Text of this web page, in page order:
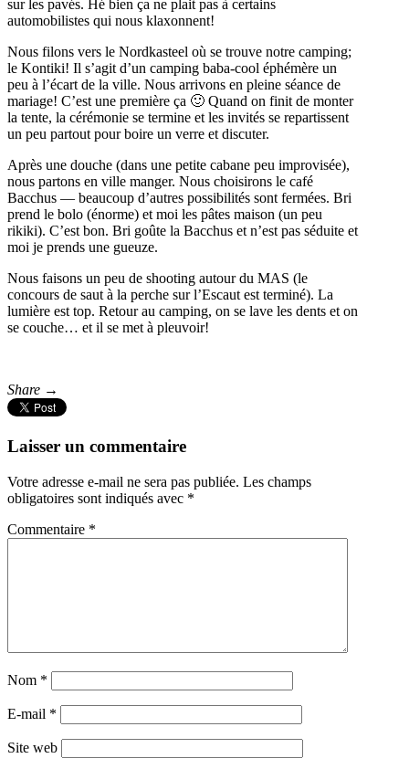
sur les pavés. Hé bien ça ne plait pas à certains
automobilistes qui nous klaxonnent!
Nous filons vers le Nordkasteel où se trouve notre camping;
le Kontiki! Il s’agit d’un camping baba-cool éphémère un
peu à l’écart de la ville. Nous arrivons en pleine séance de
mariage! C’est une première ça 🙂 Quand on finit de monter
la tente, la cérémonie se termine et les invités se repartissent
un peu partout pour boire un verre et discuter.
Après une douche (dans une petite cabane peu improvisée),
nous partons en ville manger. Nous choisirons le café
Bacchus — beaucoup d’autres possibilités sont fermées. Bri
prend le bolo (énorme) et moi les pâtes maison (un peu
rikiki). C’est bon. Bri goûte la Bacchus et n’est pas séduite et
moi je prends une gueuze.
Nous faisons un peu de shooting autour du MAS (le
concours de saut à la perche sur l’Escaut est terminé). La
lumière est top. Retour au camping, on se lave les dents et on
se couche… et il se met à pleuvoir!
Share →
Laisser un commentaire
Votre adresse e-mail ne sera pas publiée. Les champs
obligatoires sont indiqués avec *
Commentaire *
Nom *
E-mail *
Site web